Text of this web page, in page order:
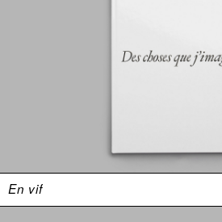
En vif